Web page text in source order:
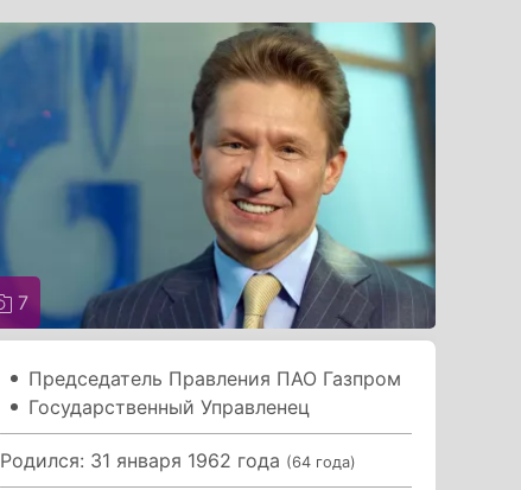
7
Председатель Правления ПАО Газпром
Государственный Управленец
Родился: 31 января 1962 года (64 года)